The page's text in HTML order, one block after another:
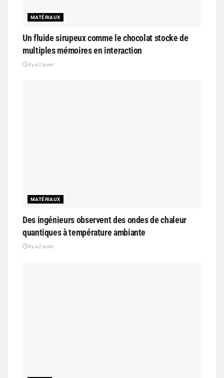
MATÉRIAUX
Un fluide sirupeux comme le chocolat stocke de
multiples mémoires en interaction
il y a 2 jours
MATÉRIAUX
Des ingénieurs observent des ondes de chaleur
quantiques à température ambiante
il y a 2 jours